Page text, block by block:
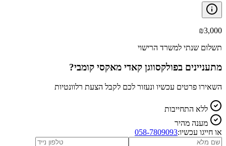
₪3,000
תשלום שנתי למשרד הרישוי
מתעניינים בפולקסווגן קאדי מאקסי קומבי?
השאירו פרטים עכשיו ונעזור לכם לקבל הצעת רלוונטיות
ללא התחייבות
מענה מהיר
או חייגו עכשיו:058-7809093